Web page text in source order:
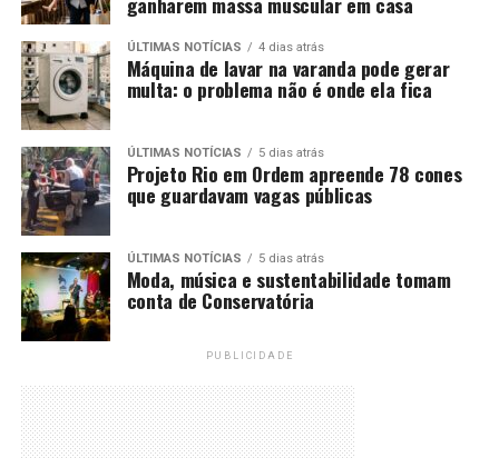
ÚLTIMAS NOTÍCIAS 4 dias atrás
Máquina de lavar na varanda pode gerar
multa: o problema não é onde ela fica
ÚLTIMAS NOTÍCIAS 5 dias atrás
Projeto Rio em Ordem apreende 78 cones
que guardavam vagas públicas
ÚLTIMAS NOTÍCIAS 5 dias atrás
Moda, música e sustentabilidade tomam
conta de Conservatória
PUBLICIDADE